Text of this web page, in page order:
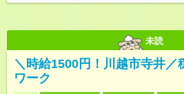
未読
＼時給1500円！川越市寺井／
ワーク